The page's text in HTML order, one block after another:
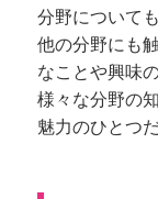
分野について
他の分野にも
なことや興味
様々な分野の
魅力のひとつ